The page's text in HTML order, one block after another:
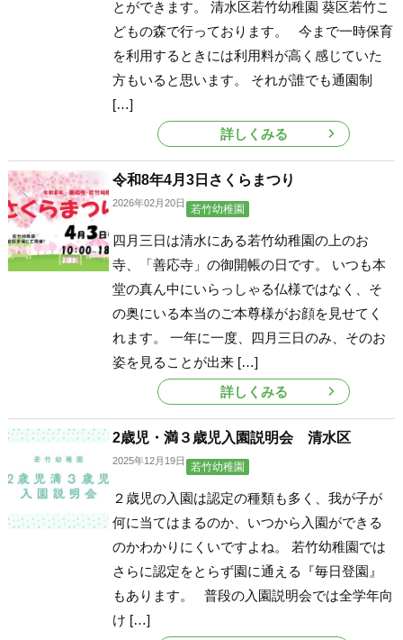
とができます。 清水区若竹幼稚園 葵区若竹こ
どもの森で行っております。 今まで一時保育
を利用するときには利用料が高く感じていた
方もいると思います。 それが誰でも通園制
[…]
詳しくみる
令和8年4月3日さくらまつり
2026年02月20日 若竹幼稚園
四月三日は清水にある若竹幼稚園の上のお
寺、「善応寺」の御開帳の日です。 いつも本
堂の真ん中にいらっしゃる仏様ではなく、そ
の奥にいる本当のご本尊様がお顔を見せてく
れます。 一年に一度、四月三日のみ、そのお
姿を見ることが出来 […]
詳しくみる
2歳児・満３歳児入園説明会 清水区
2025年12月19日 若竹幼稚園
２歳児の入園は認定の種類も多く、我が子が
何に当てはまるのか、いつから入園ができる
のかわかりにくいですよね。 若竹幼稚園では
さらに認定をとらず園に通える『毎日登園』
もあります。 普段の入園説明会では全学年向
け […]